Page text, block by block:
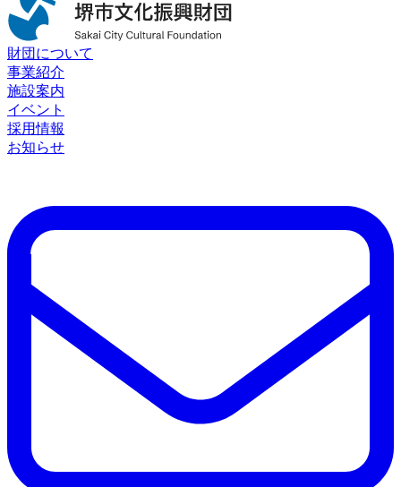
財団について
事業紹介
施設案内
イベント
採用情報
お知らせ